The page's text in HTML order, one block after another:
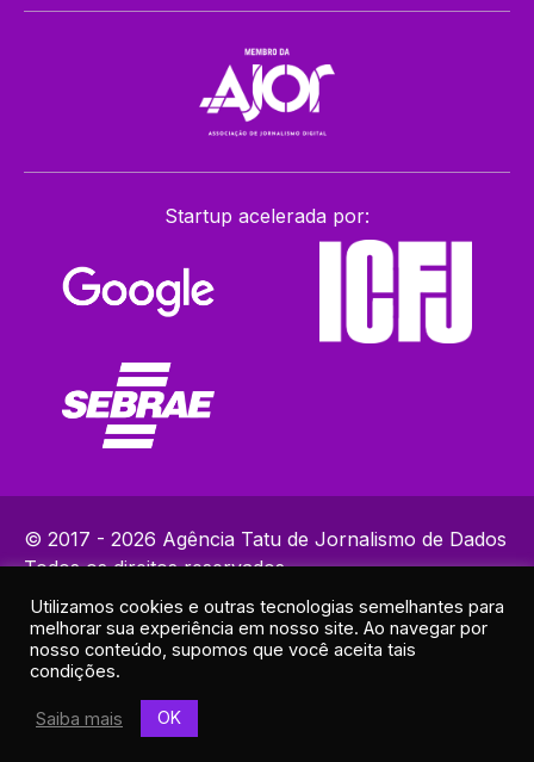
Startup acelerada por:
© 2017 - 2026 Agência Tatu de Jornalismo de Dados
Todos os direitos reservados.
Política de Privacidade
Contatos: (82) 99383-9153 | ola@agenciatatu.com.br |
Responsável técnico: Lucas Maia
Endereço: R. Elias Ramos de Araújo, 30A - Sala 2 - Cruz das
Almas, Maceió - AL
Utilizamos cookies e outras tecnologias semelhantes para
melhorar sua experiência em nosso site. Ao navegar por
nosso conteúdo, supomos que você aceita tais
condições.
Saiba mais OK